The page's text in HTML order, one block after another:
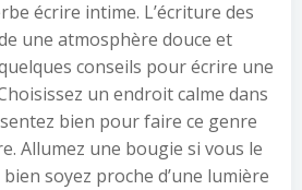
écrire intime. L’écriture des
une atmosphère douce et
conseils pour écrire une
un endroit calme dans
bien pour faire ce genre
Allumez une bougie si vous le
soyez proche d’une lumière